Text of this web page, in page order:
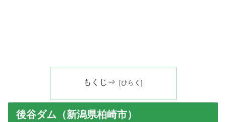
もくじ⇒
後谷ダム（新潟県柏崎市）